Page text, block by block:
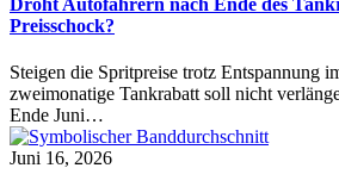
Preisschock?
Steigen die Spritpreise trotz Entspannung
zweimonatige Tankrabatt soll nicht
Ende Juni…
Juni 16, 2026